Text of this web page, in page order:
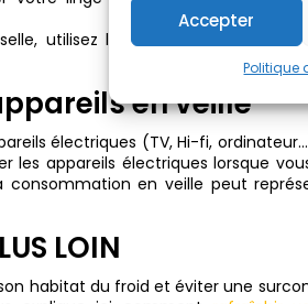
Accepter
Politique
utilisez la touche « Eco » et
en veille
électriques (TV, Hi-fi,
les appareils électriques lorsque
en veille peut
LOIN
habitat du froid et éviter une